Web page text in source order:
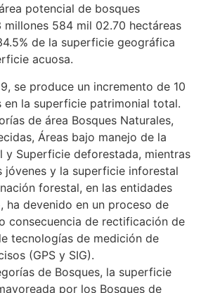
potencial de bosques
millones 584 mil 02.70 hectáreas
de la superficie geográfica
acuosa.
se produce un incremento de 10
en la superficie patrimonial total.
de área Bosques Naturales,
Áreas bajo manejo de la
y Superficie deforestada, mientras
jóvenes y la superficie inforestal
forestal, en las entidades
ha devenido en un proceso de
consecuencia de rectificación de
tecnologías de medición de
(GPS y SIG).
de Bosques, la superficie
por los Bosques de